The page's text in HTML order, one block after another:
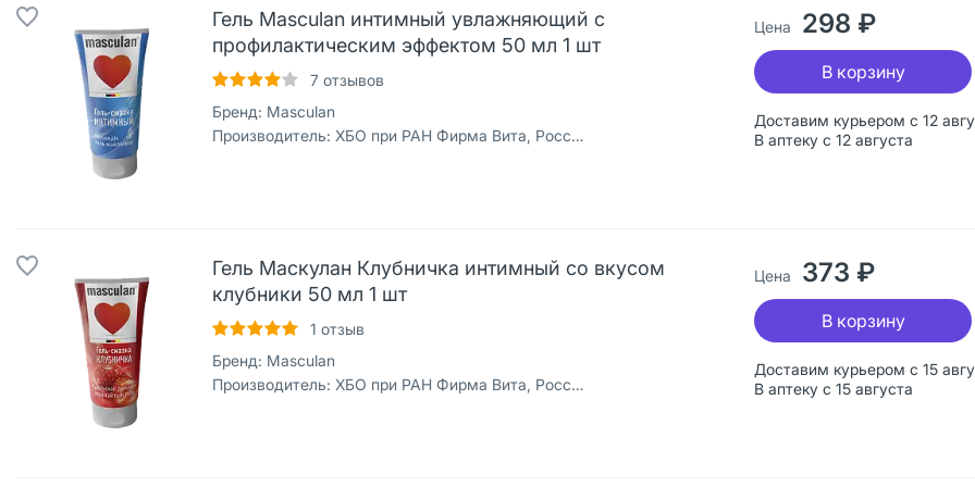
Гель Masculan интимный увлажняющий с
профилактическим эффектом 50 мл 1 шт
7 отзывов
Бренд: Masculan
Производитель: ХБО при РАН Фирма Вита, Россия
Доставим курьером с 12
В аптеку с 12 августа
Цена 298 ₽
В корзину
Гель Маскулан Клубничка интимный со вкусом
клубники 50 мл 1 шт
1 отзыв
Бренд: Masculan
Производитель: ХБО при РАН Фирма Вита, Россия
Доставим курьером с 15
В аптеку с 15 августа
Цена 373 ₽
В корзину